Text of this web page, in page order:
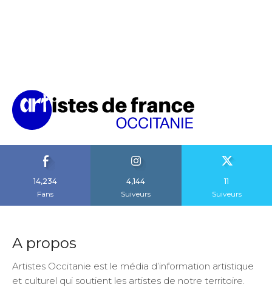
14,234
Fans
4,144
Suiveurs
11
Suiveurs
A propos
Artistes Occitanie est le média d’information artistique
et culturel qui soutient les artistes de notre territoire.